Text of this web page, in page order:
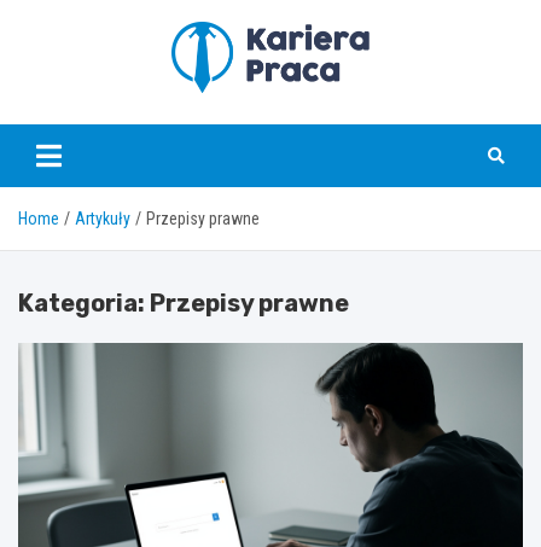
karierapraca.pl
Home Artykuły Przepisy prawne
Kategoria: Przepisy prawne